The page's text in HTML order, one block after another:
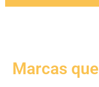
Marcas